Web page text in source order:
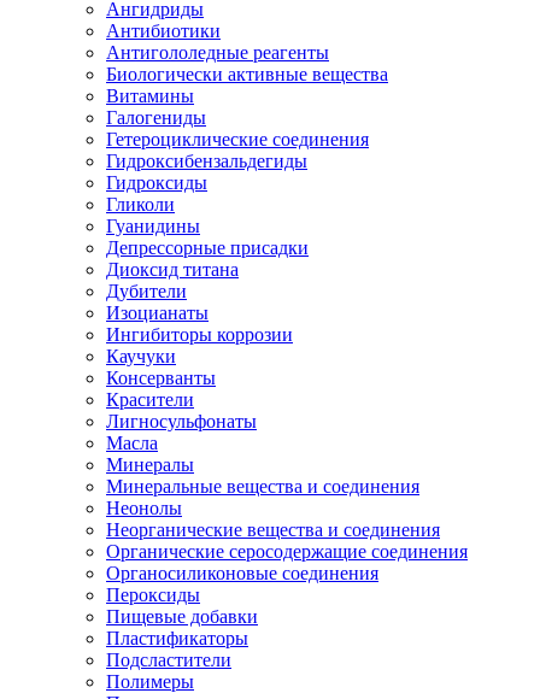
Ангидриды
Антибиотики
Антигололедные реагенты
Биологически активные вещества
Витамины
Галогениды
Гетероциклические соединения
Гидроксибензальдегиды
Гидроксиды
Гликоли
Гуанидины
Депрессорные присадки
Диоксид титана
Дубители
Изоцианаты
Ингибиторы коррозии
Каучуки
Консерванты
Красители
Лигносульфонаты
Масла
Минералы
Минеральные вещества и соединения
Неонолы
Неорганические вещества и соединения
Органические серосодержащие соединения
Органосиликоновые соединения
Пероксиды
Пищевые добавки
Пластификаторы
Подсластители
Полимеры